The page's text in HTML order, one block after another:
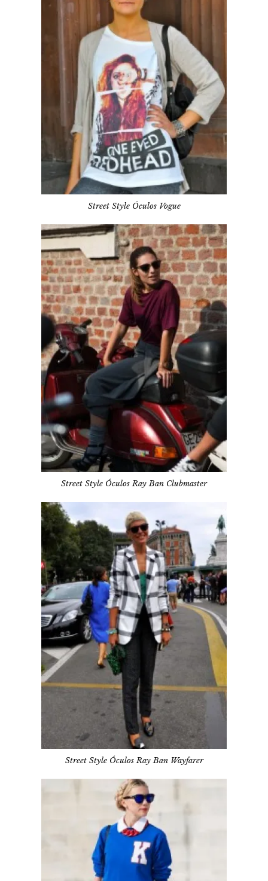
Street Style Óculos Vogue
Street Style Óculos Ray Ban Clubmaster
Street Style Óculos Ray Ban Wayfarer